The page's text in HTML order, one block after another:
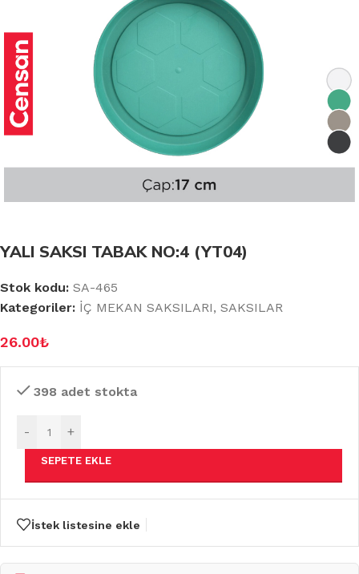
YALI SAKSI TABAK NO:4 (YT04)
Stok kodu: SA-465
Kategoriler: İÇ MEKAN SAKSILARI, SAKSILAR
26.00₺
398 adet stokta
- +
SEPETE EKLE
İstek listesine ekle